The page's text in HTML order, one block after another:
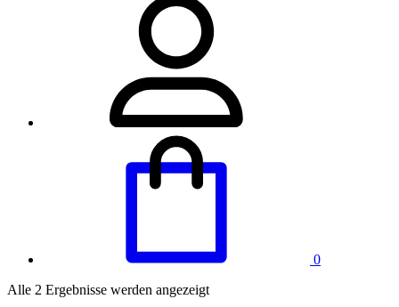
0
Alle 2 Ergebnisse werden angezeigt